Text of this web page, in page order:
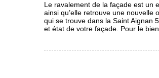
Le ravalement de la façade est un
ainsi qu’elle retrouve une nouvelle
qui se trouve dans la Saint Aignan
et état de votre façade. Pour le